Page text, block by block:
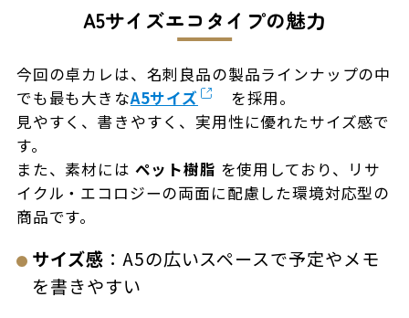
A5サイズエコタイプの魅力
今回の卓カレは、名刺良品の製品ラインナップの中
でも最も大きなA5サイズ
を採用。
見やすく、書きやすく、実用性に優れたサイズ感で
す。
また、素材には ペット樹脂 を使用しており、リサ
イクル・エコロジーの両面に配慮した環境対応型の
商品です。
サイズ感 ：A5の広いスペースで予定やメモ
を書きやすい